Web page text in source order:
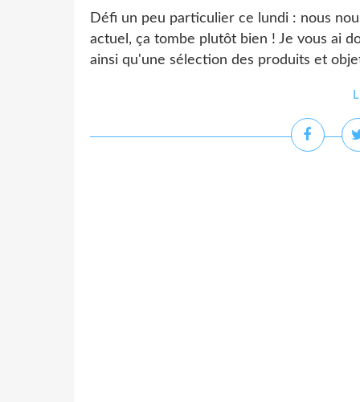
Défi un peu particulier ce lundi : nous
actuel, ça tombe plutôt bien ! Je vous ai
ainsi qu'une sélection des produits et